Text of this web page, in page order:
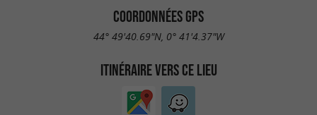
COORDONNÉES GPS
44° 49'40.69"N, 0° 41'4.37"W
ITINÉRAIRE VERS CE LIEU